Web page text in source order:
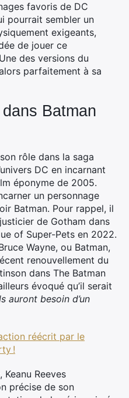
favoris de DC
pourrait sembler un
exigeants,
de jouer ce
des versions du
parfaitement à sa
Batman
rôle dans la saga
DC en incarnant
éponyme de 2005.
un personnage
Batman. Pour rappel, il
de Gotham dans
of Super-Pets en 2022.
Wayne, ou Batman,
renouvellement du
dans The Batman
évoqué qu’il serait
auront besoin d’un
réécrit par le
!
Reeves
précise de son